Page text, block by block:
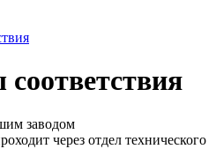
заводом
через отдел технического